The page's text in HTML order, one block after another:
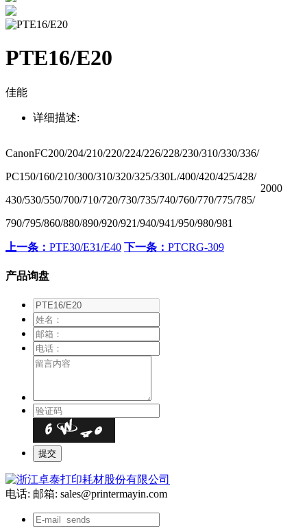
PTE16/E20
佳能
详细描述:
CanonFC200/204/210/220/224/226/228/230/310/330/336/
PC150/160/210/300/310/320/325/330L/400/420/425/428/
430/530/550/700/710/720/730/735/740/760/770/775/785/
790/795/860/880/890/920/921/940/941/950/980/981
2000
上一条： PTE30/E31/E40 下一条： PTCRG-309
产品询盘
电话: 邮箱: sales@printermayin.com